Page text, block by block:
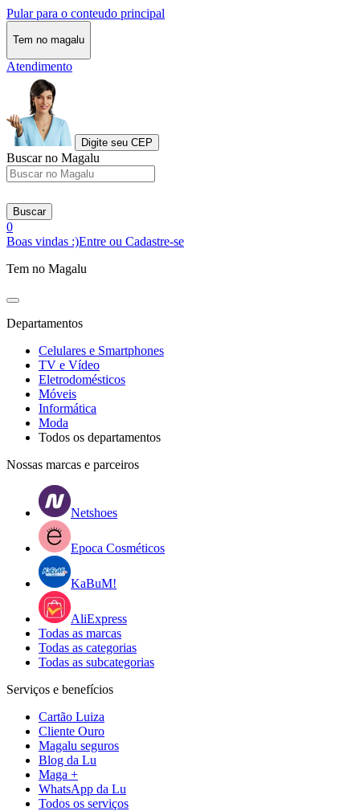
Pular para o conteudo principal
Tem no magalu
Atendimento
Digite seu CEP
Buscar no Magalu
Buscar
0
Boas vindas :)Entre ou Cadastre-se
Tem no Magalu
Departamentos
Celulares e Smartphones
TV e Vídeo
Eletrodomésticos
Móveis
Informática
Moda
Todos os departamentos
Nossas marcas e parceiros
Netshoes
Epoca Cosméticos
KaBuM!
AliExpress
Todas as marcas
Todas as categorias
Todas as subcategorias
Serviços e benefícios
Cartão Luiza
Cliente Ouro
Magalu seguros
Blog da Lu
Maga +
WhatsApp da Lu
Todos os serviços